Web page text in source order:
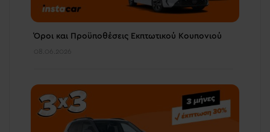
Όροι και Προϋποθέσεις Εκπτωτικού Κουπονιού
08.06.2026